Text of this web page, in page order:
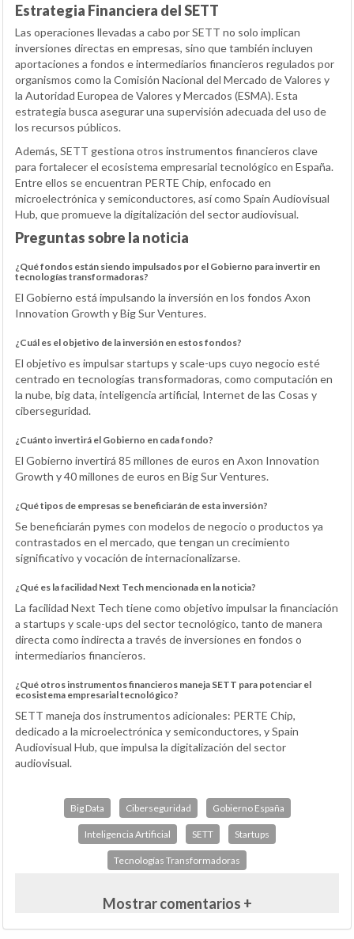
Estrategia Financiera del SETT
Las operaciones llevadas a cabo por SETT no solo implican
inversiones directas en empresas, sino que también incluyen
aportaciones a fondos e intermediarios financieros regulados por
organismos como la Comisión Nacional del Mercado de Valores y
la Autoridad Europea de Valores y Mercados (ESMA). Esta
estrategia busca asegurar una supervisión adecuada del uso de
los recursos públicos.
Además, SETT gestiona otros instrumentos financieros clave
para fortalecer el ecosistema empresarial tecnológico en España.
Entre ellos se encuentran PERTE Chip, enfocado en
microelectrónica y semiconductores, así como Spain Audiovisual
Hub, que promueve la digitalización del sector audiovisual.
Preguntas sobre la noticia
¿Qué fondos están siendo impulsados por el Gobierno para invertir en
tecnologías transformadoras?
El Gobierno está impulsando la inversión en los fondos Axon
Innovation Growth y Big Sur Ventures.
¿Cuál es el objetivo de la inversión en estos fondos?
El objetivo es impulsar startups y scale-ups cuyo negocio esté
centrado en tecnologías transformadoras, como computación en
la nube, big data, inteligencia artificial, Internet de las Cosas y
ciberseguridad.
¿Cuánto invertirá el Gobierno en cada fondo?
El Gobierno invertirá 85 millones de euros en Axon Innovation
Growth y 40 millones de euros en Big Sur Ventures.
¿Qué tipos de empresas se beneficiarán de esta inversión?
Se beneficiarán pymes con modelos de negocio o productos ya
contrastados en el mercado, que tengan un crecimiento
significativo y vocación de internacionalizarse.
¿Qué es la facilidad Next Tech mencionada en la noticia?
La facilidad Next Tech tiene como objetivo impulsar la financiación
a startups y scale-ups del sector tecnológico, tanto de manera
directa como indirecta a través de inversiones en fondos o
intermediarios financieros.
¿Qué otros instrumentos financieros maneja SETT para potenciar el
ecosistema empresarial tecnológico?
SETT maneja dos instrumentos adicionales: PERTE Chip,
dedicado a la microelectrónica y semiconductores, y Spain
Audiovisual Hub, que impulsa la digitalización del sector
audiovisual.
Big Data Ciberseguridad Gobierno España
Inteligencia Artificial SETT Startups
Tecnologías Transformadoras
Mostrar comentarios +